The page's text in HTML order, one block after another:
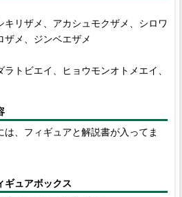
キリザメ、アカシュモクザメ、シロワ
ザメ、ジンベエザメ
トビエイ、ヒョウモンオトメエイ、
、フィギュアと解説書が入ってま
ギュアボックス